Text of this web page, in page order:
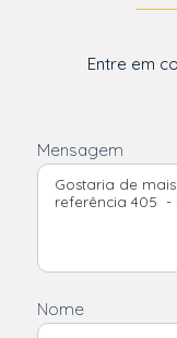
Entre em
Mensagem
Nome